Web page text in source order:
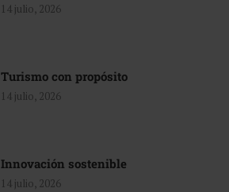
14 julio, 2026
Turismo con propósito
14 julio, 2026
Innovación sostenible
14 julio, 2026